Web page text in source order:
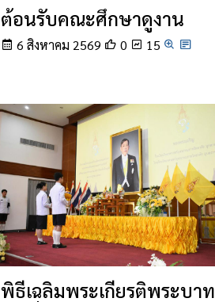
ต้อนรับคณะศึกษาดูงาน
6 สิงหาคม 2569 0 15
พิธีเฉลิมพระเกียรติพระบาท